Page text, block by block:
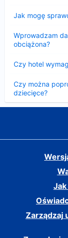
Jak mogę
Wprowadzam
obciążona?
Czy hotel
Czy można
dziecięce?
Zarządzaj